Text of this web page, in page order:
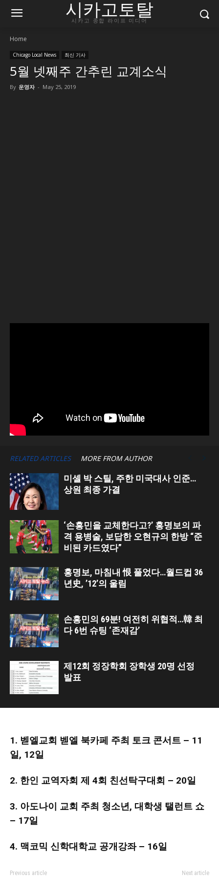
시카고토탈
시카고 종합 라이프 미디어
Home
Chicago Local News 최신 기사
5월 넷째주 간추린 교계소식
By 운영자 - May 25, 2019
RELATED ARTICLES MORE FROM AUTHOR
미셸 박 스틸, 주한 미국대사 인준…
상원 최종 가결
‘손흥민을 교체한다고?’ 홍명보의 파
격 용병술, 보답한 오현규의 한방 “준
비된 카드였다”
홍명보, 마침내 恨 풀었다…월드컵 36
년史, ’12’의 울림
손흥민의 69분! 여전히 위협적…韓 최
다 6번 슈팅 ‘존재감’
제12회 정장학회 장학생 20명 선정
발표
1. 벧엘교회 벧엘 북카페 주최 토크 콘서트 – 11
일, 12일
2. 한인 교역자회 제 4회 친선탁구대회 – 20일
3. 아도나이 교회 주최 청소년, 대학생 탤런트 쇼
– 17일
4. 맥코믹 신학대학교 공개강좌 – 16일
Previous article Next article